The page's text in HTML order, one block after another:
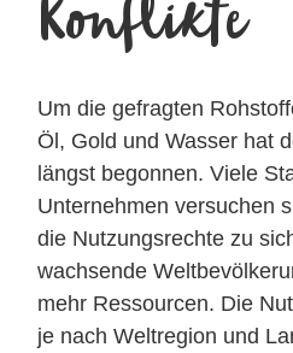
Konflikte
Um die gefragten
Öl, Gold und Wasser hat
längst begonnen. Viele
Unternehmen versuchen
die Nutzungsrechte zu
wachsende
mehr Ressourcen. Die
je nach Weltregion und